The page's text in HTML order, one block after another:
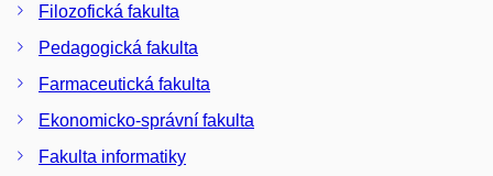
Filozofická fakulta
Pedagogická fakulta
Farmaceutická fakulta
Ekonomicko-správní fakulta
Fakulta informatiky